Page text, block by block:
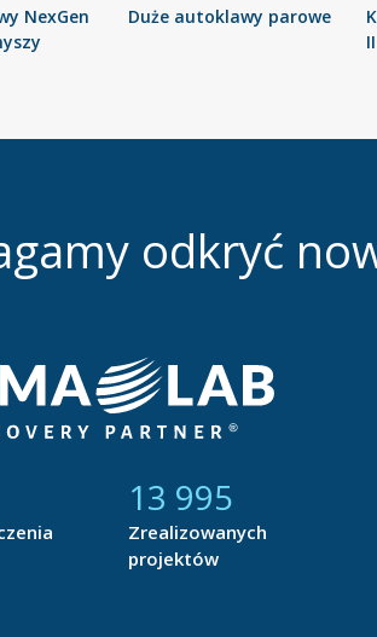
NexGen
Duże autoklawy parowe
odkryć
14 877
Zrealizowanych
projektów